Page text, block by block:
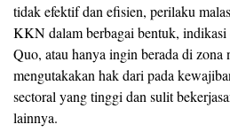
tidak efektif dan efisien, perilaku
KKN dalam berbagai bentuk, indikasi
Quo, atau hanya ingin berada di zona
mengutakakan hak dari pada
sectoral yang tinggi dan sulit
lainnya.